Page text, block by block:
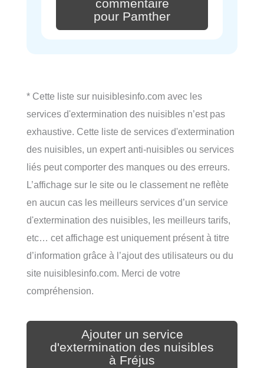
commentaire
pour Pamther
* Cette liste sur nuisiblesinfo.com avec les
services d'extermination des nuisibles n’est pas
exhaustive. Cette liste de services d'extermination
des nuisibles, un expert anti-nuisibles ou services
liés peut comporter des manques ou des erreurs.
L’affichage sur le site ou le classement ne reflète
en aucun cas les meilleurs services d’un service
d'extermination des nuisibles, les meilleurs tarifs,
etc… cet affichage est uniquement présent à titre
d’information grâce à l’ajout des utilisateurs ou du
site nuisiblesinfo.com. Merci de votre
compréhension.
Ajouter un service
d'extermination des nuisibles
à Fréjus